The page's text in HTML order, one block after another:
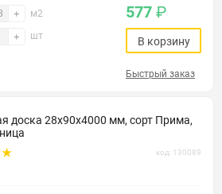
+ м2
+ шт
577 ₽
В корзину
Быстрый заказ
доска 28х90х4000 мм, сорт Прима,
код: 130089